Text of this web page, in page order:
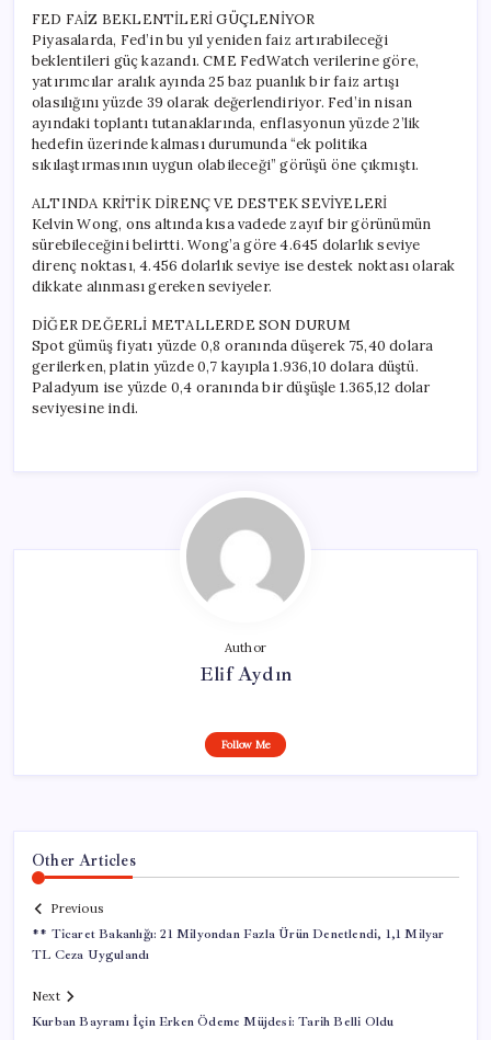
FED FAİZ BEKLENTİLERİ GÜÇLENİYOR
Piyasalarda, Fed’in bu yıl yeniden faiz artırabileceği
beklentileri güç kazandı. CME FedWatch verilerine göre,
yatırımcılar aralık ayında 25 baz puanlık bir faiz artışı
olasılığını yüzde 39 olarak değerlendiriyor. Fed’in nisan
ayındaki toplantı tutanaklarında, enflasyonun yüzde 2’lik
hedefin üzerinde kalması durumunda “ek politika
sıkılaştırmasının uygun olabileceği” görüşü öne çıkmıştı.
ALTINDA KRİTİK DİRENÇ VE DESTEK SEVİYELERİ
Kelvin Wong, ons altında kısa vadede zayıf bir görünümün
sürebileceğini belirtti. Wong’a göre 4.645 dolarlık seviye
direnç noktası, 4.456 dolarlık seviye ise destek noktası olarak
dikkate alınması gereken seviyeler.
DİĞER DEĞERLİ METALLERDE SON DURUM
Spot gümüş fiyatı yüzde 0,8 oranında düşerek 75,40 dolara
gerilerken, platin yüzde 0,7 kayıpla 1.936,10 dolara düştü.
Paladyum ise yüzde 0,4 oranında bir düşüşle 1.365,12 dolar
seviyesine indi.
Author
Elif Aydın
Follow Me
Other Articles
Previous
** Ticaret Bakanlığı: 21 Milyondan Fazla Ürün Denetlendi, 1,1 Milyar
TL Ceza Uygulandı
Next
Kurban Bayramı İçin Erken Ödeme Müjdesi: Tarih Belli Oldu